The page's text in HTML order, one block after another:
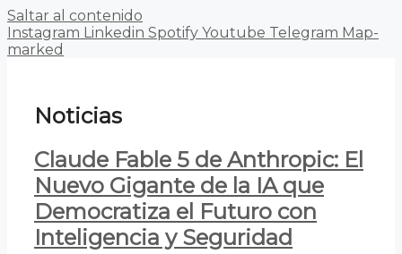
Saltar al contenido
Instagram Linkedin Spotify Youtube Telegram Map-
marked
Noticias
Claude Fable 5 de Anthropic: El
Nuevo Gigante de la IA que
Democratiza el Futuro con
Inteligencia y Seguridad